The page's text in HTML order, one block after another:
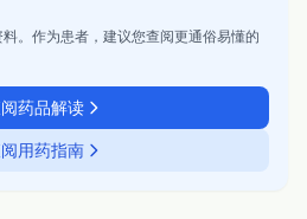
真实世界依从性的高质量随机对照研
于儿童吞咽和剂量调整，可能对特
。作为患者，建议您查阅更通俗易懂的
药品解读
用药指南